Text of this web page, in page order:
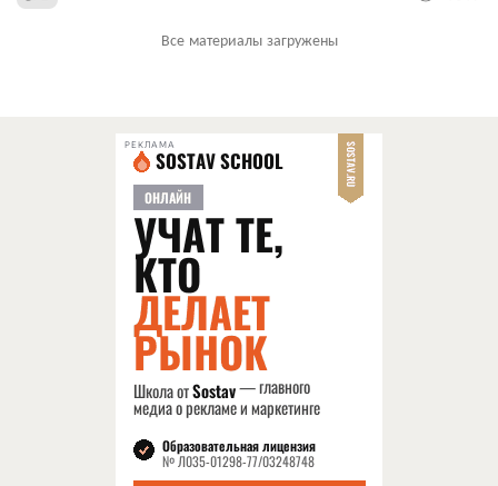
Все материалы загружены
РЕКЛАМА